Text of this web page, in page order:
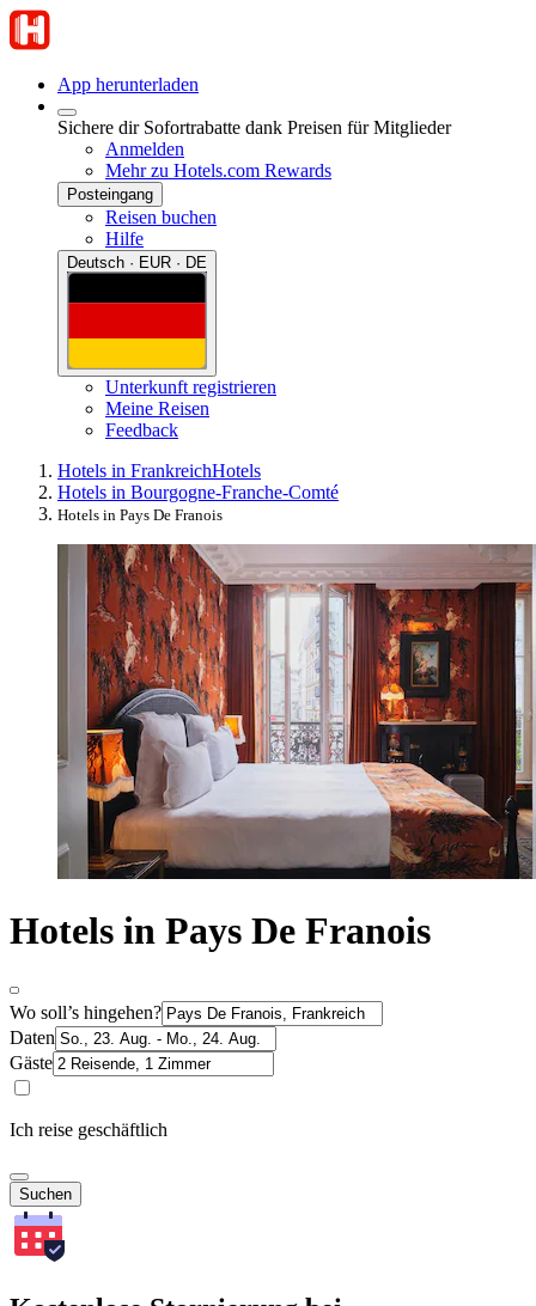
App herunterladen
Sichere dir Sofortrabatte dank Preisen für Mitglieder
Anmelden
Mehr zu Hotels.com Rewards
Posteingang
Reisen buchen
Hilfe
Deutsch · EUR · DE
Unterkunft registrieren
Meine Reisen
Feedback
Hotels in FrankreichHotels
Hotels in Bourgogne-Franche-Comté
Hotels in Pays De Franois
Hotels in Pays De Franois
Wo soll’s hingehen?
Daten
Gäste
Ich reise geschäftlich
Suchen